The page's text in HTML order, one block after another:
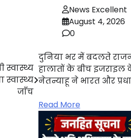
स्वास्थ्य
स्वास्थ्य
जाँच
News Excellent
August 4, 2026
0
दुनिया भर में बदलते
हालातों के बीच इजराइल
नेतन्याहू ने भारत और
Read More